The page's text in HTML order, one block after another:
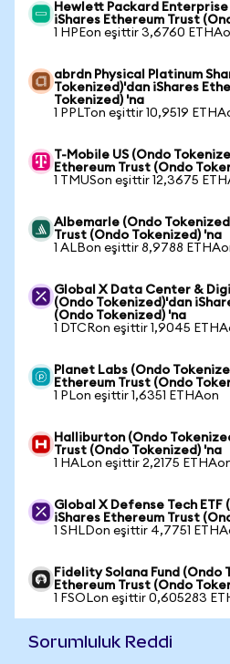
Hewlett Packard
iShares Ethereum Trust
1 HPEon eşittir 3,6760
abrdn Physical Platinum
Tokenized)'dan iShares
Tokenized) 'na
1 PPLTon eşittir 10,9519
T-Mobile US (Ondo
Ethereum Trust (Ondo
1 TMUSon eşittir 12,3675
Albemarle (Ondo
Trust (Ondo Tokenized) 'na
1 ALBon eşittir 8,9788
Global X Data Center &
(Ondo Tokenized)'dan
(Ondo Tokenized) 'na
1 DTCRon eşittir 1,9045
Planet Labs (Ondo
Ethereum Trust (Ondo
1 PLon eşittir 1,6351 ETHAon
Halliburton (Ondo
Trust (Ondo Tokenized) 'na
1 HALon eşittir 2,2175
Global X Defense Tech
iShares Ethereum Trust
1 SHLDon eşittir 4,7751
Fidelity Solana Fund (Ondo
Ethereum Trust (Ondo
1 FSOLon eşittir 0,605283
Sorumluluk Reddi